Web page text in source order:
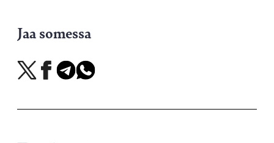
Jaa somessa
Jaa
X-
Jaa
Facebookissa
Jaa
Telegramissa
Jaa
WhatsAppissa